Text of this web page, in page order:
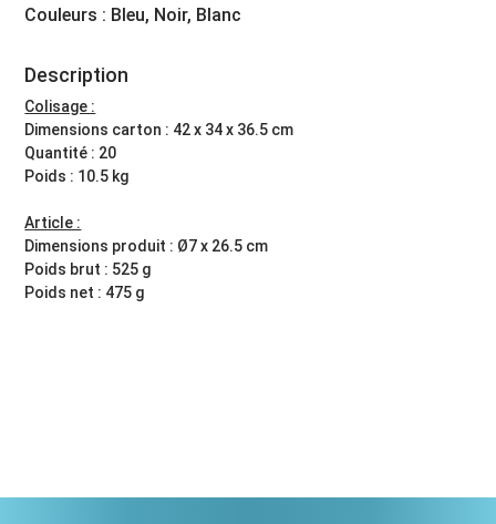
Couleurs : Bleu, Noir, Blanc
Description
Colisage :
Dimensions carton : 42 x 34 x 36.5 cm
Quantité : 20
Poids : 10.5 kg
Article :
Dimensions produit : Ø7 x 26.5 cm
Poids brut : 525 g
Poids net : 475 g